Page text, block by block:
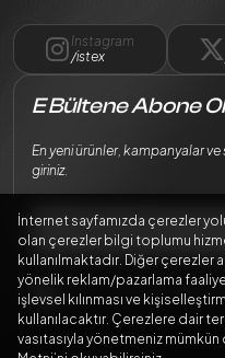
Instagram
/istex
E Bültene Abone
En yeni ürünler, kampanyalar
giriniz.
BilgileriminKişisel Verilerin
şekilde işlenmesini kabul
İnternet sayfamızda çerezler
olan çerezler bilgi toplumu
kullanılmaktadır. Diğer çerezler
yönelik reklam/pazarlama
işlevsel kılınması ve
kullanılacaktır. Çerezlere dair
vasıtasıyla yönetmeniz